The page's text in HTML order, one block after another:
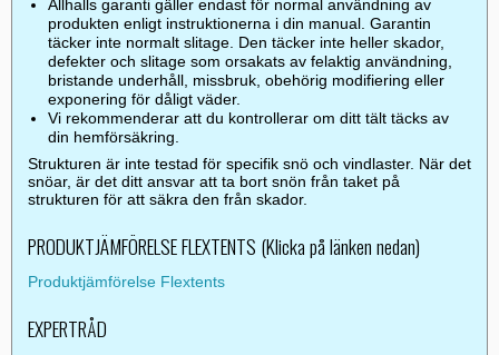
Allhalls garanti gäller endast för normal användning av
produkten enligt instruktionerna i din manual. Garantin
täcker inte normalt slitage. Den täcker inte heller skador,
defekter och slitage som orsakats av felaktig användning,
bristande underhåll, missbruk, obehörig modifiering eller
exponering för dåligt väder.
Vi rekommenderar att du kontrollerar om ditt tält täcks av
din hemförsäkring.
Strukturen är inte testad för specifik snö och vindlaster. När det
snöar, är det ditt ansvar att ta bort snön från taket på
strukturen för att säkra den från skador.
PRODUKTJÄMFÖRELSE FLEXTENTS (Klicka på länken nedan)
Produktjämförelse Flextents
EXPERTRÅD